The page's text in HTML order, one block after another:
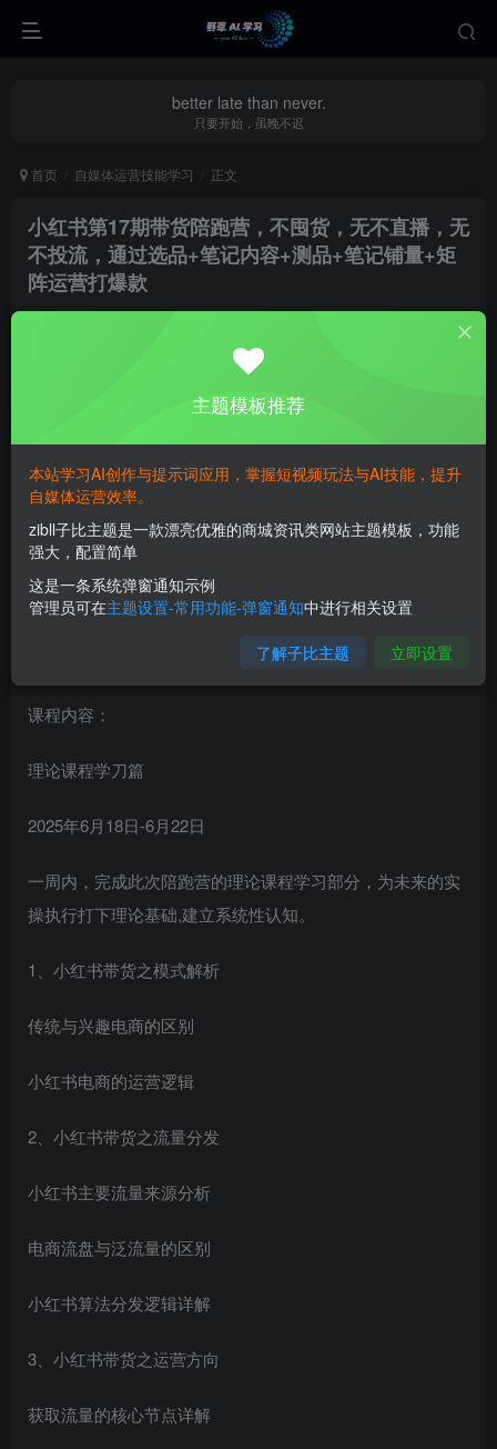
better late than never.
只要开始，虽晚不迟
首页 自媒体运营技能学习 正文
小红书第17期带货陪跑营，不囤货，无不直播，无
不投流，通过选品+笔记内容+测品+笔记铺量+矩
阵运营打爆款
私信
课程内容：
理论课程学刀篇
2025年6月18日-6月22日
一周内，完成此次陪跑营的理论课程学习部分，为未来的实
操执行打下理论基础,建立系统性认知。
1、小红书带货之模式解析
传统与兴趣电商的区别
小红书电商的运营逻辑
2、小红书带货之流量分发
小红书主要流量来源分析
电商流盘与泛流量的区别
小红书算法分发逻辑详解
3、小红书带货之运营方向
获取流量的核心节点详解
主题模板推荐
本站学习AI创作与提示词应用，掌握短视频玩法与AI技能，提升
自媒体运营效率。
zibll子比主题是一款漂亮优雅的商城资讯类网站主题模板，功能
强大，配置简单
这是一条系统弹窗通知示例
管理员可在主题设置-常用功能-弹窗通知中进行相关设置
了解子比主题 立即设置